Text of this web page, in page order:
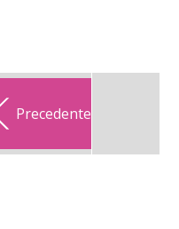
Precedente